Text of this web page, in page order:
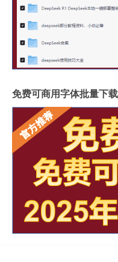
免费可商用字体批量下载